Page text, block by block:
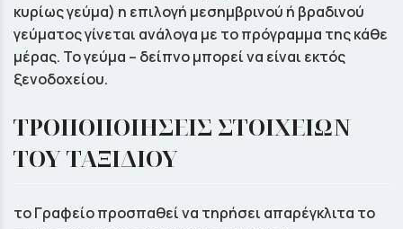
κυρίως γεύμα) η επιλογή μεσημβρινού ή βραδινού
γεύματος γίνεται ανάλογα με το πρόγραμμα της κάθε
μέρας. Το γεύμα – δείπνο μπορεί να είναι εκτός
ξενοδοχείου.
ΤΡΟΠΟΠΟΙΗΣΕΙΣ ΣΤΟΙΧΕΙΩΝ
ΤΟΥ ΤΑΞΙΔΙΟΥ
το Γραφείο προσπαθεί να τηρήσει απαρέγκλιτα το